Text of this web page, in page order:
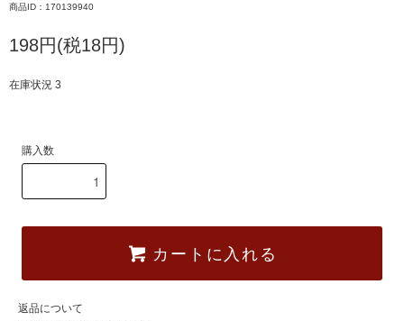
商品ID：170139940
198円(税18円)
在庫状況 3
購入数
カートに入れる
返品について